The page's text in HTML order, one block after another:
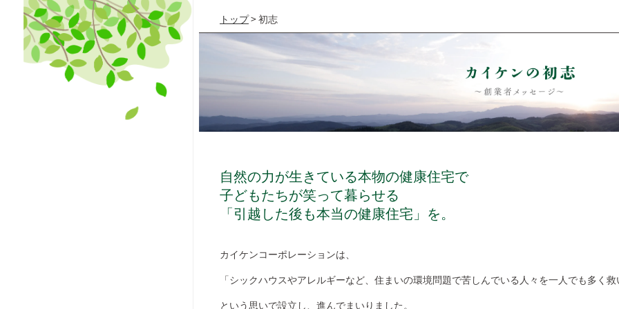
トップ>初志
自然の力が生きている本物の健康住宅で
子どもたちが笑って暮らせる
「引越した後も本当の健康住宅」を。
カイケンコーポレーションは、
「シックハウスやアレルギーなど、住まいの環境問題で苦しんでいる人々を一人でも多く
という思いで設立し、進んでまいりました。